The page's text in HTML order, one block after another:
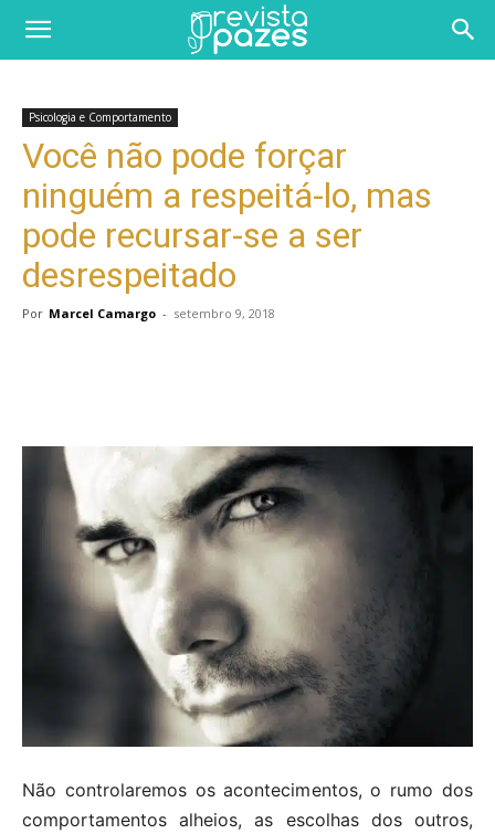
Psicologia e Comportamento
Você não pode forçar
ninguém a respeitá-lo, mas
pode recursar-se a ser
desrespeitado
Por Marcel Camargo - setembro 9, 2018
Não controlaremos os acontecimentos, o rumo dos
comportamentos alheios, as escolhas dos outros,